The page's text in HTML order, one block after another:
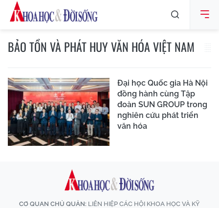
BẢO TỒN VÀ PHÁT HUY VĂN HÓA VIỆT NAM
Đại học Quốc gia Hà Nội
đồng hành cùng Tập
đoàn SUN GROUP trong
nghiên cứu phát triển
văn hóa
CƠ QUAN CHỦ QUẢN: LIÊN HIỆP CÁC HỘI KHOA HỌC VÀ KỸ